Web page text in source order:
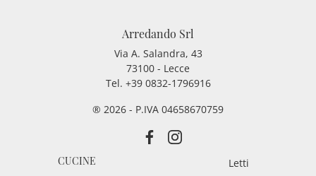
Arredando Srl
Via A. Salandra, 43
73100 - Lecce
Tel. +39 0832-1796916
® 2026 - P.IVA 04658670759
CUCINE
Letti